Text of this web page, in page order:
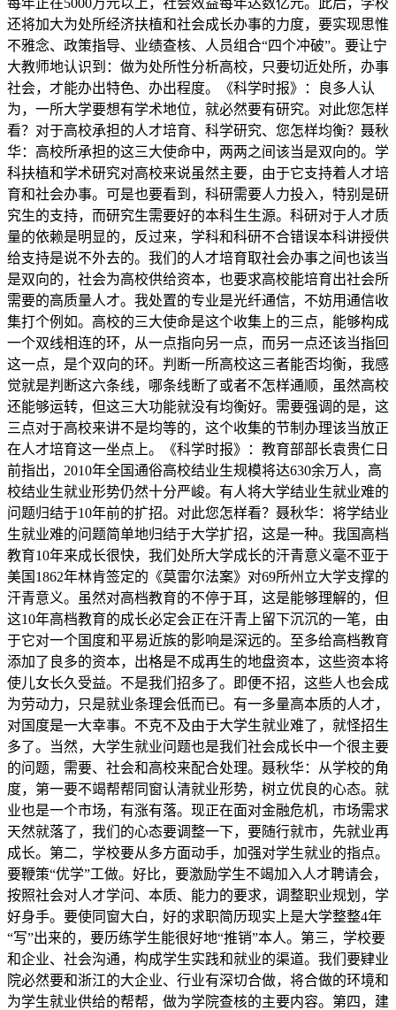
每年正在5000万元以上，社会效益每年达数亿元。此后，学校
还将加大为处所经济扶植和社会成长办事的力度，要实现思惟
不雅念、政策指导、业绩查核、人员组合“四个冲破”。要让宁
大教师地认识到：做为处所性分析高校，只要切近处所，办事
社会，才能办出特色、办出程度。《科学时报》：良多人认
为，一所大学要想有学术地位，就必然要有研究。对此您怎样
看？对于高校承担的人才培育、科学研究、您怎样均衡？聂秋
华：高校所承担的这三大使命中，两两之间该当是双向的。学
科扶植和学术研究对高校来说虽然主要，由于它支持着人才培
育和社会办事。可是也要看到，科研需要人力投入，特别是研
究生的支持，而研究生需要好的本科生生源。科研对于人才质
量的依赖是明显的，反过来，学科和科研不合错误本科讲授供
给支持是说不外去的。我们的人才培育取社会办事之间也该当
是双向的，社会为高校供给资本，也要求高校能培育出社会所
需要的高质量人才。我处置的专业是光纤通信，不妨用通信收
集打个例如。高校的三大使命是这个收集上的三点，能够构成
一个双线相连的环，从一点指向另一点，而另一点还该当指回
这一点，是个双向的环。判断一所高校这三者能否均衡，我感
觉就是判断这六条线，哪条线断了或者不怎样通顺，虽然高校
还能够运转，但这三大功能就没有均衡好。需要强调的是，这
三点对于高校来讲不是均等的，这个收集的节制办理该当放正
在人才培育这一坐点上。《科学时报》：教育部部长袁贵仁日
前指出，2010年全国通俗高校结业生规模将达630余万人，高
校结业生就业形势仍然十分严峻。有人将大学结业生就业难的
问题归结于10年前的扩招。对此您怎样看？聂秋华：将学结业
生就业难的问题简单地归结于大学扩招，这是一种。我国高档
教育10年来成长很快，我们处所大学成长的汗青意义毫不亚于
美国1862年林肯签定的《莫雷尔法案》对69所州立大学支撑的
汗青意义。虽然对高档教育的不停于耳，这是能够理解的，但
这10年高档教育的成长必定会正在汗青上留下沉沉的一笔，由
于它对一个国度和平易近族的影响是深远的。至多给高档教育
添加了良多的资本，出格是不成再生的地盘资本，这些资本将
使儿女长久受益。不是我们招多了。即便不招，这些人也会成
为劳动力，只是就业条理会低而已。有一多量高本质的人才，
对国度是一大幸事。不克不及由于大学生就业难了，就怪招生
多了。当然，大学生就业问题也是我们社会成长中一个很主要
的问题，需要、社会和高校来配合处理。聂秋华：从学校的角
度，第一要不竭帮帮同窗认清就业形势，树立优良的心态。就
业也是一个市场，有涨有落。现正在面对金融危机，市场需求
天然就落了，我们的心态要调整一下，要随行就市，先就业再
成长。第二，学校要从多方面动手，加强对学生就业的指点。
要鞭策“优学”工做。好比，要激励学生不竭加入人才聘请会，
按照社会对人才学问、本质、能力的要求，调整职业规划，学
好身手。要使同窗大白，好的求职简历现实上是大学整整4年
“写”出来的，要历练学生能很好地“推销”本人。第三，学校要
和企业、社会沟通，构成学生实践和就业的渠道。我们要肄业
院必然要和浙江的大企业、行业有深切合做，将合做的环境和
为学生就业供给的帮帮，做为学院查核的主要内容。第四，建